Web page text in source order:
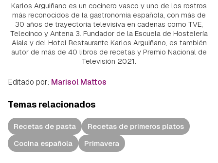
Karlos Arguiñano es un cocinero vasco y uno de los rostros
más reconocidos de la gastronomía española, con más de
30 años de trayectoria televisiva en cadenas como TVE,
Telecinco y Antena 3. Fundador de la Escuela de Hostelería
Aiala y del Hotel Restaurante Karlos Arguiñano, es también
autor de más de 40 libros de recetas y Premio Nacional de
Televisión 2021.
Editado por: Marisol Mattos
Temas relacionados
Recetas de pasta
Recetas de primeros platos
Cocina española
Primavera